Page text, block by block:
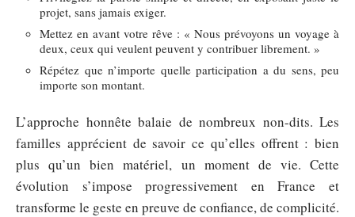
projet, sans jamais exiger.
Mettez en avant votre rêve : « Nous prévoyons un voyage à
deux, ceux qui veulent peuvent y contribuer librement. »
Répétez que n’importe quelle participation a du sens, peu
importe son montant.
L’approche honnête balaie de nombreux non-dits. Les
familles apprécient de savoir ce qu’elles offrent : bien
plus qu’un bien matériel, un moment de vie. Cette
évolution s’impose progressivement en France et
transforme le geste en preuve de confiance, de complicité.